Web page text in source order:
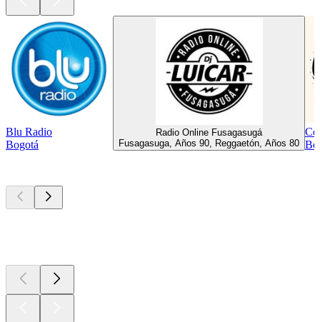
Blu Radio
Bogotá
Radio Online Fusagasugá
Fusagasuga, Años 90, Reggaetón, Años 80